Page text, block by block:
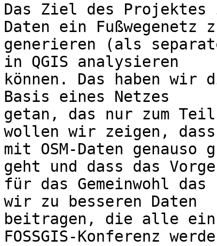
Das Ziel des
Daten ein Fußwegenetz
generieren (als
in QGIS analysieren
können. Das haben wir
Basis eines Netzes
getan, das nur zum
wollen wir zeigen,
mit OSM-Daten
geht und dass das
für das Gemeinwohl
wir zu besseren Daten
beitragen, die alle
FOSSGIS-Konferenz